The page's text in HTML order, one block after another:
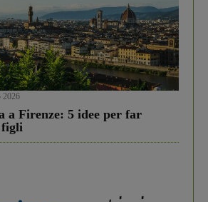
2026
a Firenze: 5 idee per far